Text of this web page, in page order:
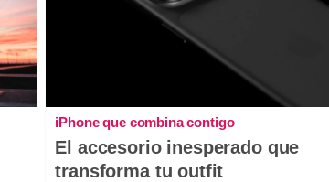
iPhone que combina contigo
El accesorio inesperado que
transforma tu outfit